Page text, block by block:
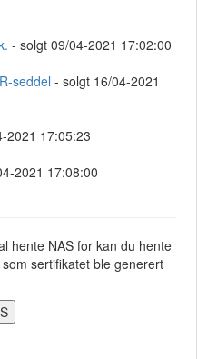
- solgt 09/04-2021 17:02:00
seddel - solgt 16/04-2021
2021 17:05:23
2021 17:08:00
hente NAS for kan du hente
sertifikatet ble generert